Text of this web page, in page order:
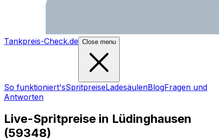
Tankpreis-Check.de Close menu
So funktioniert'sSpritpreiseLadesäulenBlogFragen und
Antworten
Live-Spritpreise in Lüdinghausen
(59348)